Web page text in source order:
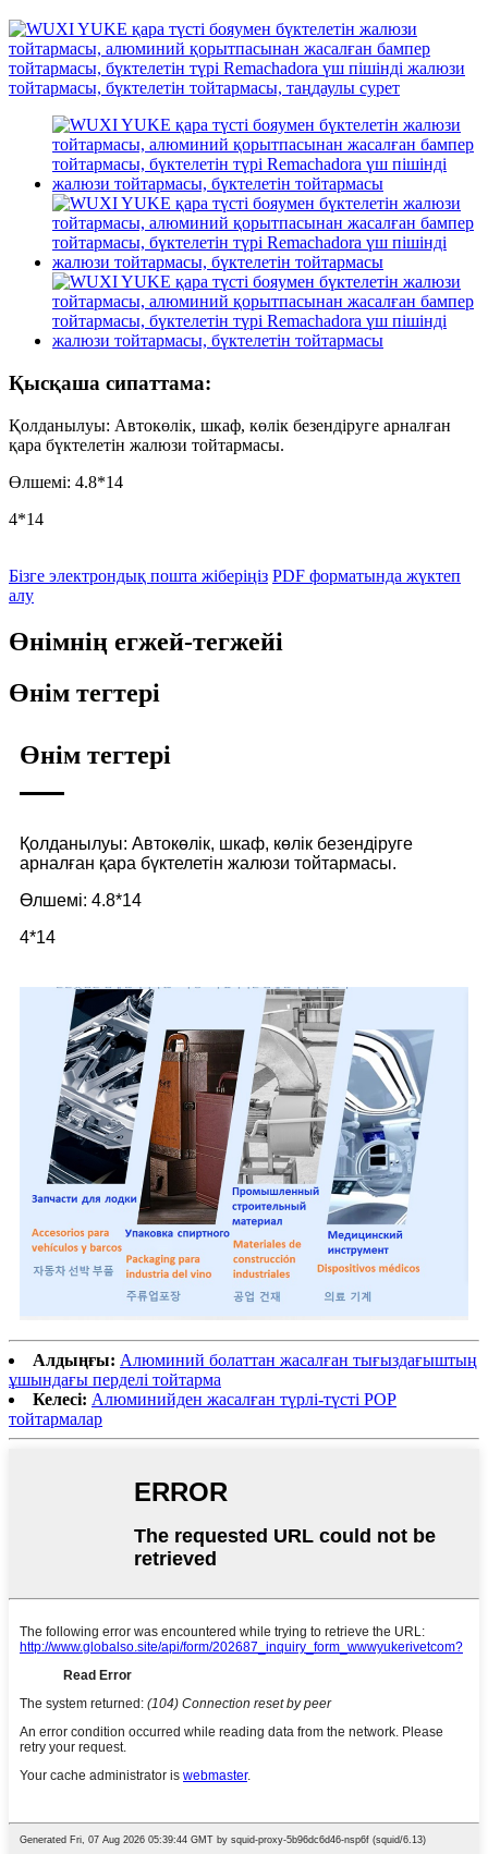
Қысқаша сипаттама:
Қолданылуы: Автокөлік, шкаф, көлік безендіруге арналған
қара бүктелетін жалюзи тойтармасы.
Өлшемі: 4.8*14
4*14
Бізге электрондық пошта жіберіңіз PDF форматында жүктеп
алу
Өнімнің егжей-тегжейі
Өнім тегтері
Өнім тегтері
Қолданылуы: Автокөлік, шкаф, көлік безендіруге
арналған қара бүктелетін жалюзи тойтармасы.
Өлшемі: 4.8*14
4*14
Алдыңғы: Алюминий болаттан жасалған тығыздағыштың
ұшындағы перделі тойтарма
Келесі: Алюминийден жасалған түрлі-түсті POP
тойтармалар